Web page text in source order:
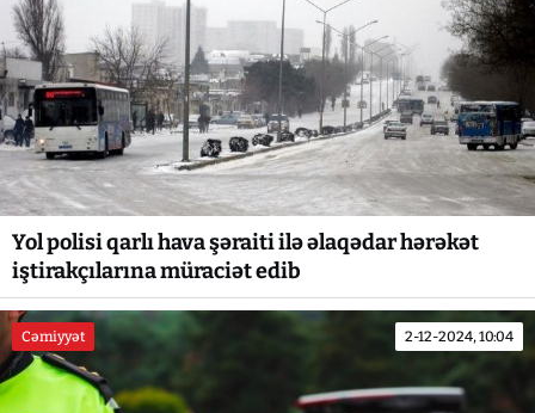
Yol polisi qarlı hava şəraiti ilə əlaqədar hərəkət
iştirakçılarına müraciət edib
Cəmiyyət 2-12-2024, 10:04